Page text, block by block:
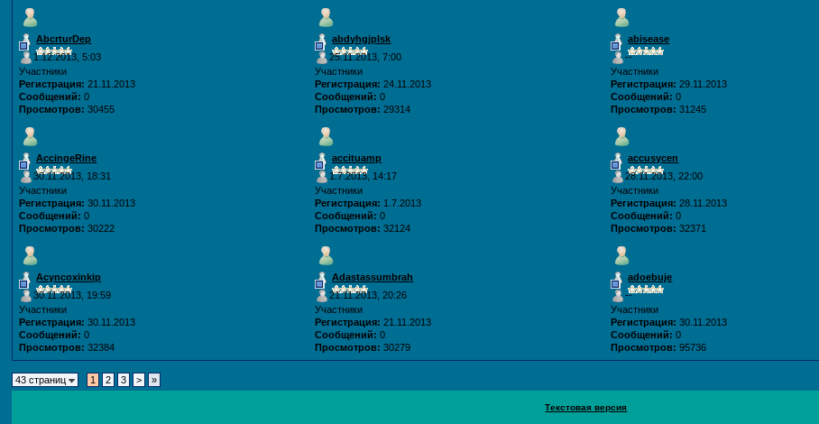
AbcrturDep
1.12.2013, 5:03
Участники
Регистрация: 21.11.2013
Сообщений: 0
Просмотров: 30455
abdyhgjplsk
25.11.2013, 7:00
Участники
Регистрация: 24.11.2013
Сообщений: 0
Просмотров: 29314
abisease
--
Участники
Регистрация: 29.11.2013
Сообщений: 0
Просмотров: 31245
AccingeRine
30.11.2013, 18:31
Участники
Регистрация: 30.11.2013
Сообщений: 0
Просмотров: 30222
accituamp
1.7.2013, 14:17
Участники
Регистрация: 1.7.2013
Сообщений: 0
Просмотров: 32124
accusycen
28.11.2013, 22:00
Участники
Регистрация: 28.11.2013
Сообщений: 0
Просмотров: 32371
Acyncoxinkip
30.11.2013, 19:59
Участники
Регистрация: 30.11.2013
Сообщений: 0
Просмотров: 32384
Adastassumbrah
21.11.2013, 20:26
Участники
Регистрация: 21.11.2013
Сообщений: 0
Просмотров: 30279
adoebuje
--
Участники
Регистрация: 30.11.2013
Сообщений: 0
Просмотров: 95736
43 страниц 1 2 3 > »
Текстовая версия